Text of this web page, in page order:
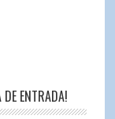
DE ENTRADA!